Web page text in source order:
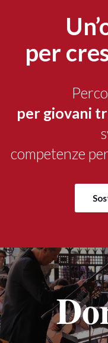
per
per giovani
competenze